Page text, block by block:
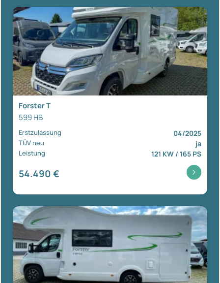
Forster T
599 HB
Erstzulassung 04/2025
TÜV neu ja
Leistung 121 KW / 165 PS
54.490 €